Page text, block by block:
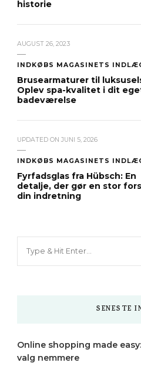
historie
AUGUST 26, 2023
INDKØBS MAGASINETS
Brusearmaturer til
Oplev spa-kvalitet i dit
badeværelse
UPDATED ON JUNI 5, 2026
INDKØBS MAGASINETS
Fyrfadsglas fra Hübsch: En
detalje, der gør en stor
din indretning
SENESTE
Online shopping made
valg nemmere